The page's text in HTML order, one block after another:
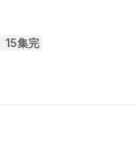
15集完